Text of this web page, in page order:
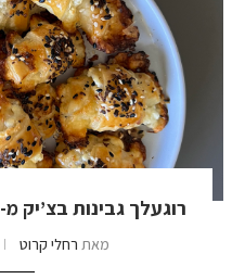
רוגעלך גבינות בצ’יק מ-5 מצרכים (מבצק עלים)
מאת רחלי קרוט